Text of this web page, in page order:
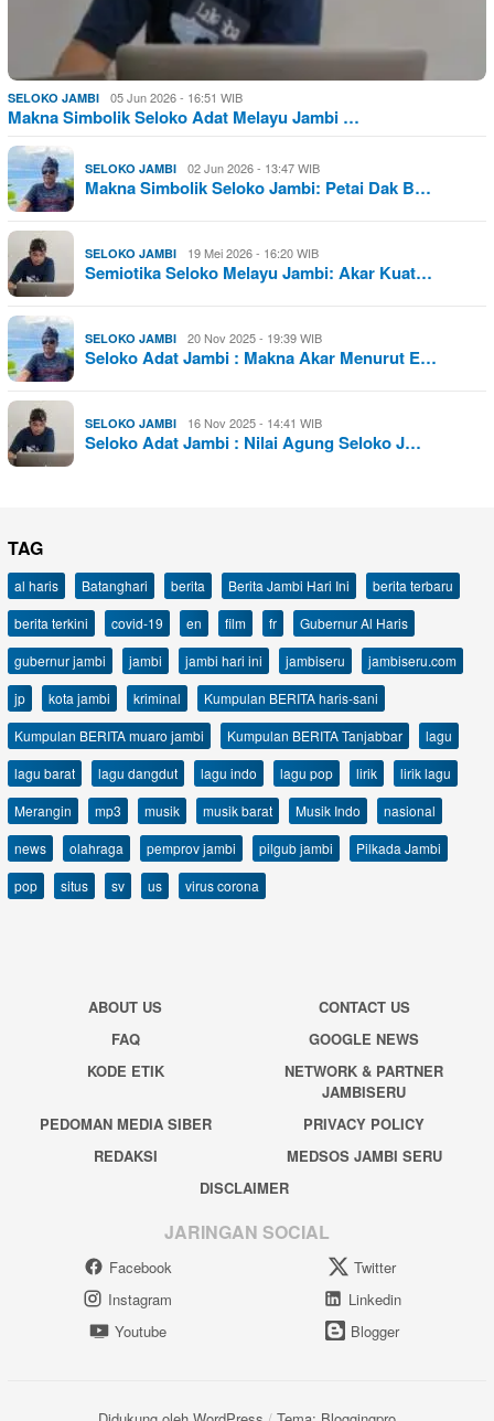
SELOKO JAMBI 05 Jun 2026 - 16:51 WIB
Makna Simbolik Seloko Adat Melayu Jambi …
SELOKO JAMBI 02 Jun 2026 - 13:47 WIB
Makna Simbolik Seloko Jambi: Petai Dak B…
SELOKO JAMBI 19 Mei 2026 - 16:20 WIB
Semiotika Seloko Melayu Jambi: Akar Kuat…
SELOKO JAMBI 20 Nov 2025 - 19:39 WIB
Seloko Adat Jambi : Makna Akar Menurut E…
SELOKO JAMBI 16 Nov 2025 - 14:41 WIB
Seloko Adat Jambi : Nilai Agung Seloko J…
TAG
al haris Batanghari berita Berita Jambi Hari Ini
berita terbaru
berita terkini
covid-19 en film fr
Gubernur Al Haris
gubernur jambi
jambi jambi hari ini jambiseru
jambiseru.com
jp
kota jambi kriminal
Kumpulan BERITA haris-sani
Kumpulan BERITA muaro jambi
Kumpulan BERITA Tanjabbar
lagu
lagu barat
lagu dangdut lagu indo lagu pop lirik
lirik lagu
Merangin
mp3 musik musik barat Musik Indo
nasional
news
olahraga pemprov jambi pilgub jambi
Pilkada Jambi
pop
situs sv us virus corona
ABOUT US
CONTACT US
FAQ
GOOGLE NEWS
KODE ETIK
NETWORK & PARTNER
JAMBISERU
PEDOMAN MEDIA SIBER
PRIVACY POLICY
REDAKSI
MEDSOS JAMBI SERU
DISCLAIMER
JARINGAN SOCIAL
Facebook
Twitter
Instagram
Linkedin
Youtube
Blogger